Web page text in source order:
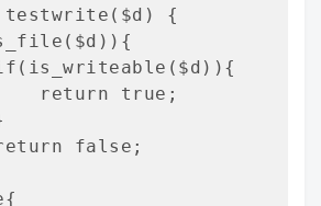
testwrite($d) {